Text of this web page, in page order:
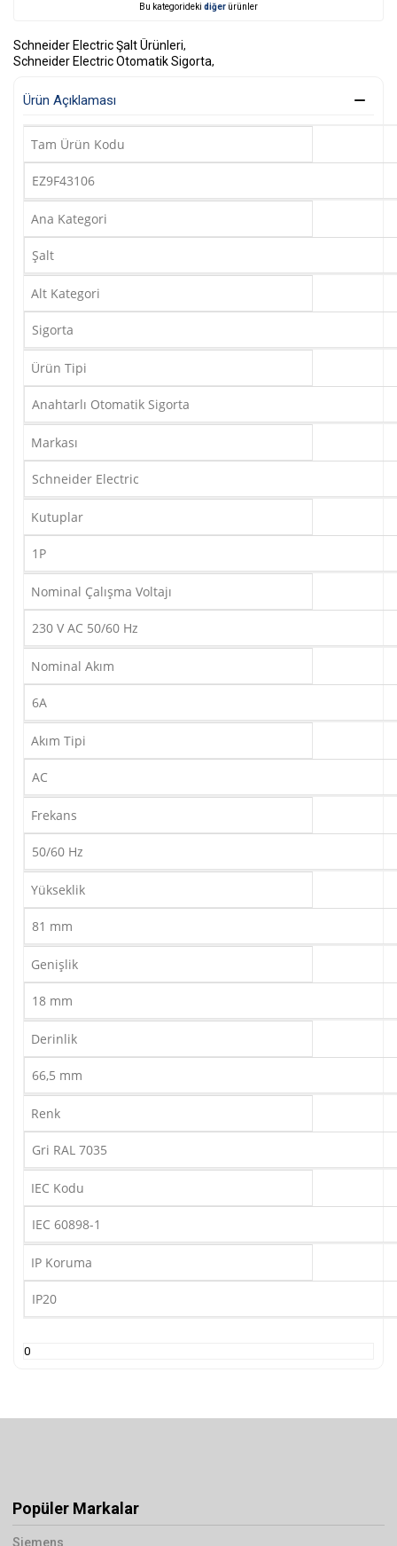
Bu kategorideki diğer ürünler
Schneider Electric Şalt Ürünleri
Schneider Electric Otomatik Sigorta
Ürün Açıklaması
Tam Ürün Kodu
EZ9F43106
Ana Kategori
Şalt
Alt Kategori
Sigorta
Ürün Tipi
Anahtarlı Otomatik Sigorta
Markası
Schneider Electric
Kutuplar
1P
Nominal Çalışma Voltajı
230 V AC 50/60 Hz
Nominal Akım
6A
Akım Tipi
AC
Frekans
50/60 Hz
Yükseklik
81 mm
Genişlik
18 mm
Derinlik
66,5 mm
Renk
Gri RAL 7035
IEC Kodu
IEC 60898-1
IP Koruma
IP20
0
Popüler Markalar
Siemens